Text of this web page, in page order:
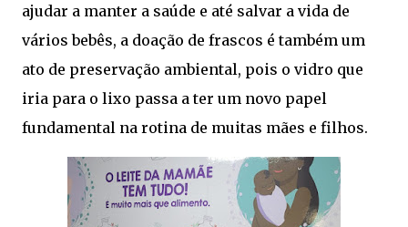
ajudar a manter a saúde e até salvar a vida de
vários bebês, a doação de frascos é também um
ato de preservação ambiental, pois o vidro que
iria para o lixo passa a ter um novo papel
fundamental na rotina de muitas mães e filhos.